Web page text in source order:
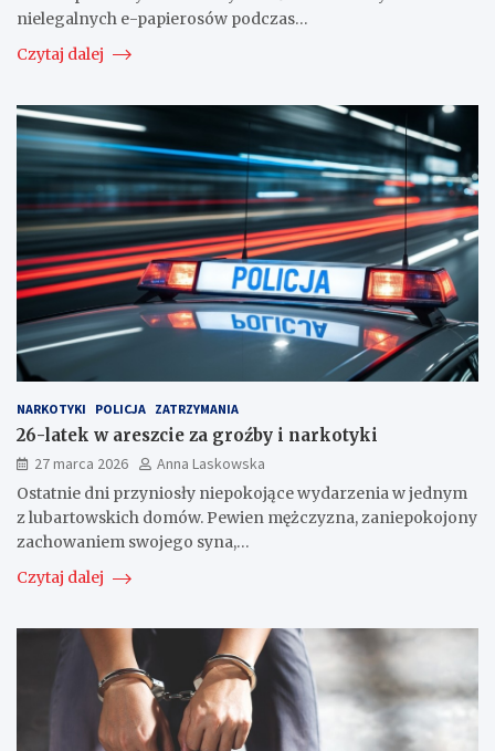
nielegalnych e-papierosów podczas…
Czytaj dalej
NARKOTYKI POLICJA ZATRZYMANIA
26-latek w areszcie za groźby i narkotyki
27 marca 2026
Anna Laskowska
Ostatnie dni przyniosły niepokojące wydarzenia w jednym
z lubartowskich domów. Pewien mężczyzna, zaniepokojony
zachowaniem swojego syna,…
Czytaj dalej